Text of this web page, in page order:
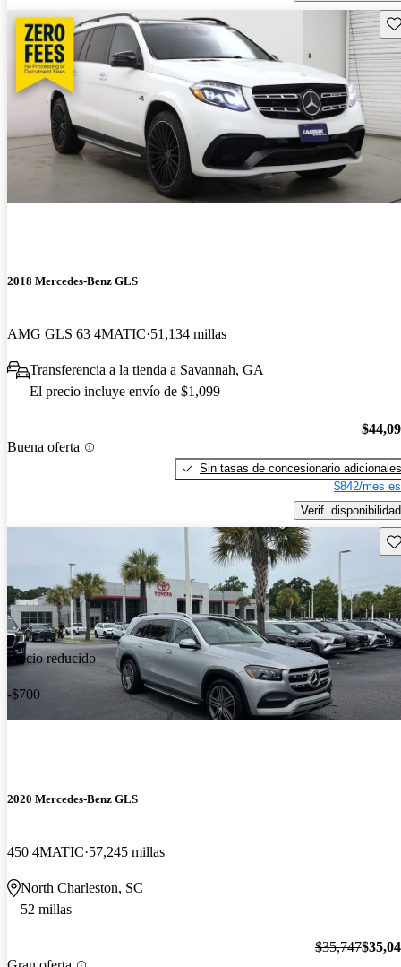
2018 Mercedes-Benz GLS
AMG GLS 63 4MATIC 51,134 millas
Transferencia a la tienda a Savannah, GA
El precio incluye envío de $1,099
Buena oferta
Sin tasas de concesionario adicionales
$842/mes
Verif. disponibilidad
Precio reducido
-$700
2020 Mercedes-Benz GLS
450 4MATIC 57,245 millas
North Charleston, SC
52 millas
$35,747